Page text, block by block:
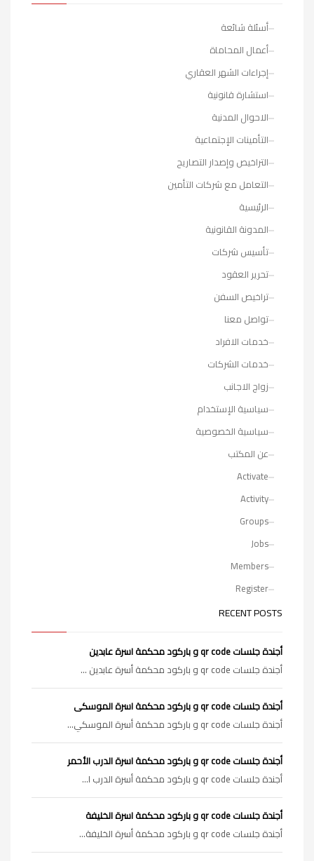
أسئلة شائعة
أعمال المحاماة
إجراءات الشهر العقاري
استشارة قانونية
الاحوال المدنية
التأمينات الإجتماعية
التراخيص وإصدار التصاريح
التعامل مع شركات التأمين
الرئيسية
المدونة القانونية
تأسيس شركات
تحرير العقود
تراخيص السفن
تواصل معنا
خدمات الافراد
خدمات الشركات
زواج الاجانب
سياسية الإستخدام
سياسية الخصوصية
عن المكتب
Activate
Activity
Groups
Jobs
Members
Register
RECENT POSTS
أجندة جلسات qr code و باركود محكمة اسرة عابدين
أجندة جلسات qr code و باركود محكمة أسرة عابدين ...
أجندة جلسات qr code و باركود محكمة اسرة الموسكى
أجندة جلسات qr code و باركود محكمة أسرة الموسكي...
أجندة جلسات qr code و باركود محكمة اسرة الدرب الأحمر
أجندة جلسات qr code و باركود محكمة أسرة الدرب ا...
أجندة جلسات qr code و باركود محكمة اسرة الخليفة
أجندة جلسات qr code و باركود محكمة أسرة الخليفة...